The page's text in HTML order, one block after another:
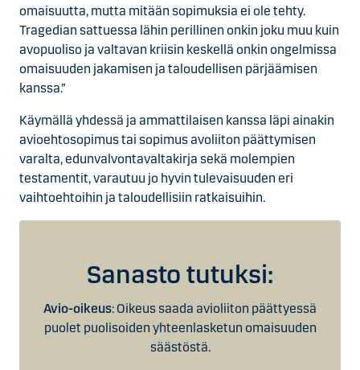
omaisuutta, mutta mitään sopimuksia ei ole tehty.
Tragedian sattuessa lähin perillinen onkin joku muu kuin
avopuoliso ja valtavan kriisin keskellä onkin ongelmissa
omaisuuden jakamisen ja taloudellisen pärjäämisen
kanssa.”
Käymällä yhdessä ja ammattilaisen kanssa läpi ainakin
avioehtosopimus tai sopimus avoliiton päättymisen
varalta, edunvalvontavaltakirja sekä molempien
testamentit, varautuu jo hyvin tulevaisuuden eri
vaihtoehtoihin ja taloudellisiin ratkaisuihin.
Sanasto tutuksi:
Avio-oikeus: Oikeus saada avioliiton päättyessä
puolet puolisoiden yhteenlasketun omaisuuden
säästöstä.